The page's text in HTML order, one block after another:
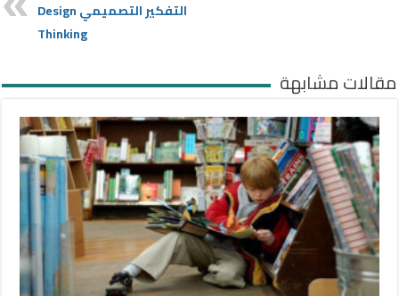
التفكير التصميمي Design
Thinking
مقالات مشابهة